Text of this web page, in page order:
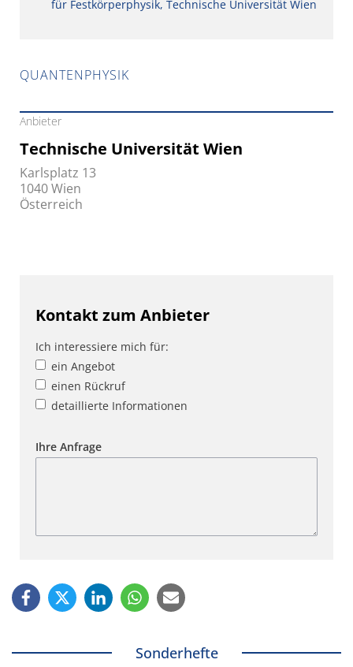
für Festkörperphysik, Technische Universität Wien
QUANTENPHYSIK
Anbieter
Technische Universität Wien
Karlsplatz 13
1040 Wien
Österreich
Kontakt zum Anbieter
Ich interessiere mich für:
ein Angebot
einen Rückruf
detaillierte Informationen
Ihre Anfrage
Sonderhefte